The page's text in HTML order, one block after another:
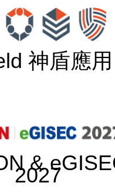
神盾應用
&
2027